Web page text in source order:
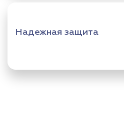
Надежная защита